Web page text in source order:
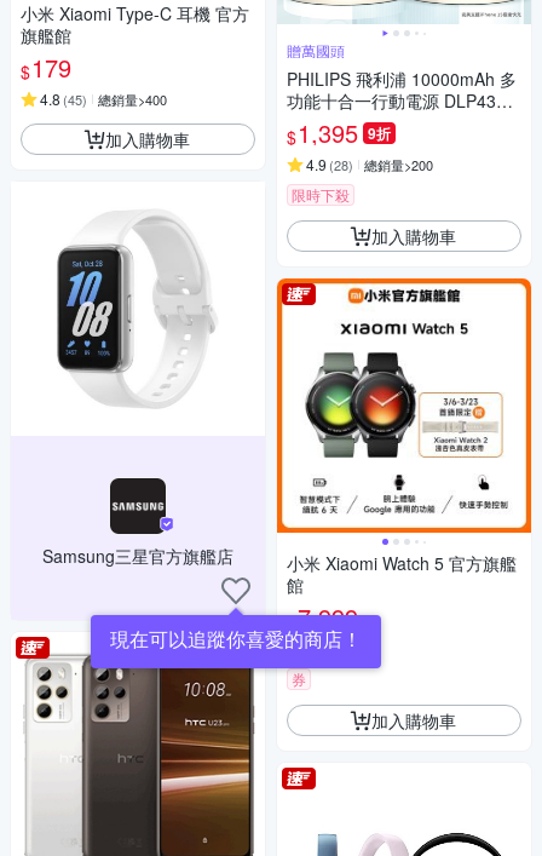
小米 Xiaomi Type-C 耳機 官方
旗艦館
$179
4.8 (45) 總銷量>400
加入購物車
Samsung三星官方旗艦店
現在可以追蹤你喜愛的商店！
贈萬國頭
PHILIPS 飛利浦 10000mAh 多
功能十合一行動電源 DLP4347
C[特殺]
$1,395 9折
4.9 (28) 總銷量>200
限時下殺
加入購物車
小米 Xiaomi Watch 5 官方旗艦
館
$7,999
5(6)
券
加入購物車